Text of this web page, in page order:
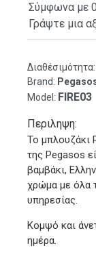
Διαθέσιμότητα:
Brand:
Model: FIRE03
Σύμφωνα με 0
Γράψτε μια
Περιληψη:
Το μπλουζάκι
της Pegasos
βαμβάκι,
χρώμα με όλα
υπηρεσίας.
Κομψό και
ημέρα.